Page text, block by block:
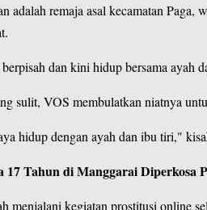
adalah remaja asal kecamatan Paga,
dan kini hidup bersama ayah
sulit, VOS membulatkan niatnya
hidup dengan ayah dan ibu tiri,"
17 Tahun di Manggarai Diperkosa
menjalani kegiatan prostitusi online